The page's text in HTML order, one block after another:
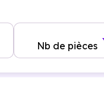
Nb de pièces